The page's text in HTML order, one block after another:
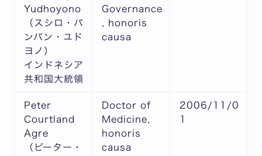
Yudhoyono
（スシロ・バ
ンバン・ユド
ヨノ）
インドネシア
共和国大統領
Governance
, honoris
causa
Peter
Courtland
Agre
（ピーター・
Doctor of
Medicine,
honoris
causa
2006/11/0
1